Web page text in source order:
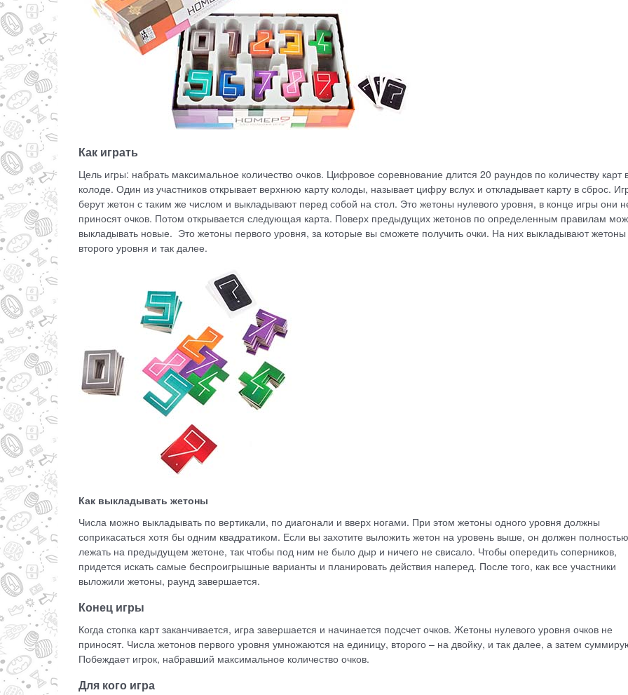
Как играть
Цель игры: набрать максимальное количество очков. Цифровое соревнование длится 20 раундов по количеству карт
колоде. Один из участников открывает верхнюю карту колоды, называет цифру вслух и откладывает карту в сброс.
берут жетон с таким же числом и выкладывают перед собой на стол. Это жетоны нулевого уровня, в конце игры они
приносят очков. Потом открывается следующая карта. Поверх предыдущих жетонов по определенным правилам
выкладывать новые. Это жетоны первого уровня, за которые вы сможете получить очки. На них выкладывают жетоны
второго уровня и так далее.
Как выкладывать жетоны
Числа можно выкладывать по вертикали, по диагонали и вверх ногами. При этом жетоны одного уровня должны
соприкасаться хотя бы одним квадратиком. Если вы захотите выложить жетон на уровень выше, он должен полностью
лежать на предыдущем жетоне, так чтобы под ним не было дыр и ничего не свисало. Чтобы опередить соперников,
придется искать самые беспроигрышные варианты и планировать действия наперед. После того, как все участники
выложили жетоны, раунд завершается.
Конец игры
Когда стопка карт заканчивается, игра завершается и начинается подсчет очков. Жетоны нулевого уровня очков не
приносят. Числа жетонов первого уровня умножаются на единицу, второго – на двойку, и так далее, а затем
Побеждает игрок, набравший максимальное количество очков.
Для кого игра